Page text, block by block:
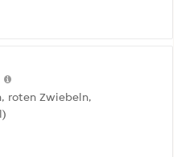
roten Zwiebeln,